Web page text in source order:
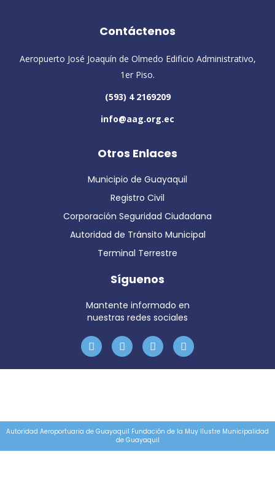
Contáctenos
Aeropuerto José Joaquín de Olmedo Edificio Administrativo,
1er Piso.
(593) 4 2169209
info@aag.org.ec
Otros Enlaces
Municipio de Guayaquil
Registro Civil
Corporación Seguridad Ciudadana
Autoridad de Tránsito Municipal
Terminal Terrestre
Síguenos
Mantente informado en
nuestras redes sociales
Autoridad Aeroportuaria de Guayaquil Fundación de la Muy Ilustre Municipalidad
de Guayaquil